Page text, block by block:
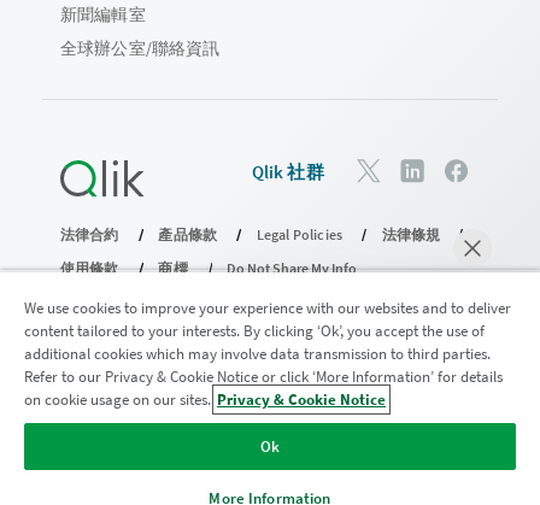
立即聊天
新聞編輯室
全球辦公室/聯絡資訊
Qlik 社群
法律合約 產品條款 Legal Policies
法律條規
使用條款
商標
Do Not Share My Info
© 1993-2026 QlikTech International AB。保留所有權利。
加入分析現代化計畫
We use cookies to improve your experience with our websites and to deliver
content tailored to your interests. By clicking ‘Ok’, you accept the use of
additional cookies which may involve data transmission to third parties.
Refer to our Privacy & Cookie Notice or click ‘More Information’ for details
on cookie usage on our sites. Privacy & Cookie Notice
Ok
More Information